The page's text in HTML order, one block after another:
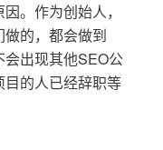
。作为创始人，
的，都会做到
出现其他SEO公
的人已经辞职等